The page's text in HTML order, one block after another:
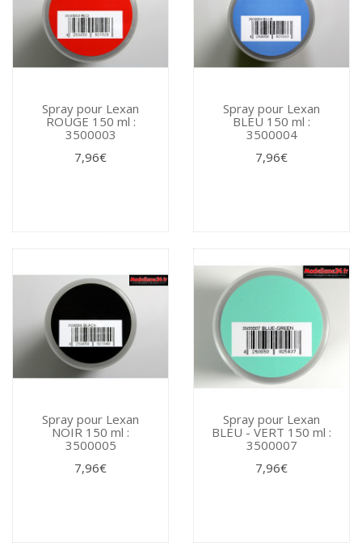
Spray pour Lexan
ROUGE 150 ml :
3500003
7,96€
Spray pour Lexan
BLEU 150 ml :
3500004
7,96€
Spray pour Lexan
NOIR 150 ml :
3500005
7,96€
Spray pour Lexan
BLEU - VERT 150 ml :
3500007
7,96€